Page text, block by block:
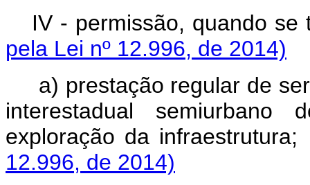
IV - permissão,
pela Lei nº 12.996, de 2014)
a) prestação regular de
interestadual semiurbano
exploração da
12.996, de 2014)